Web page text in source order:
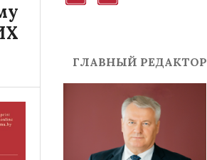
ГЛАВНЫЙ РЕДАКТОР